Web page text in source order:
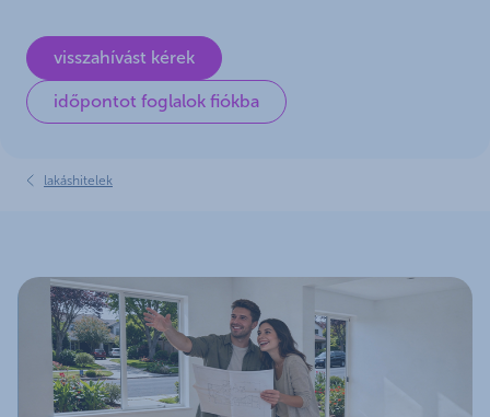
visszahívást kérek
időpontot foglalok fiókba
lakáshitelek